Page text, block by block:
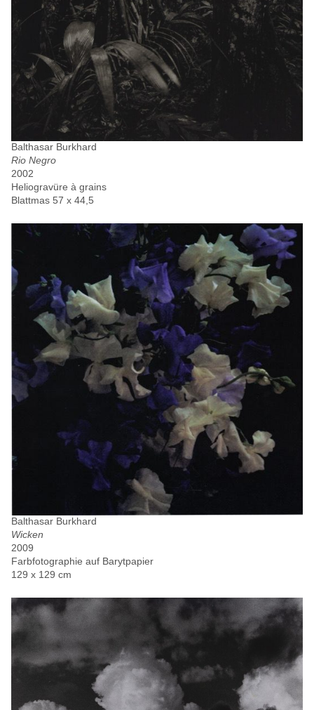
Balthasar Burkhard
Rio Negro
2002
Heliogravüre à grains
Blattmas 57 x 44,5
Balthasar Burkhard
Wicken
2009
Farbfotographie auf Barytpapier
129 x 129 cm